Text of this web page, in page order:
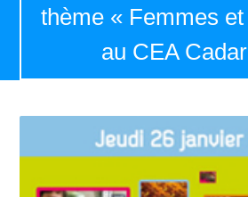
thème « Femmes
au CEA